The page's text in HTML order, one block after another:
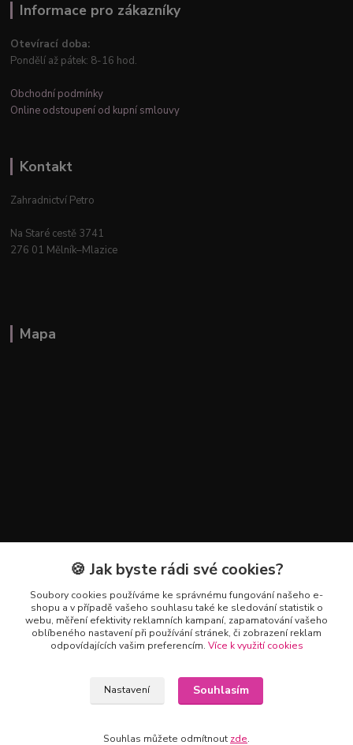
Informace pro zákazníky
Otevírací doba:
Pondělí až pátek: 8-16 hod.
Obchodní podmínky
Online odstoupení od kupní smlouvy
Kontakt
Zahradnictví Petro
Na Staré cestě 3741
276 01 Mělník–Mlazice
Mapa
Kontakty
+420 602 223 614
info@zahradnictvipetro.cz
🍪 Jak byste rádi své cookies?
Soubory cookies používáme ke správnému fungování našeho e-
shopu a v případě vašeho souhlasu také ke sledování statistik o
webu, měření efektivity reklamních kampaní, zapamatování vašeho
oblíbeného nastavení při používání stránek, či zobrazení reklam
odpovídajících vašim preferencím. Více k využití cookies
Nastavení Souhlasím
Souhlas můžete odmítnout zde.